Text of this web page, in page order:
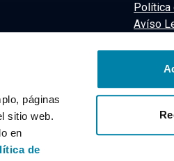
páginas
sitio web.
en
de
Política
Avíso